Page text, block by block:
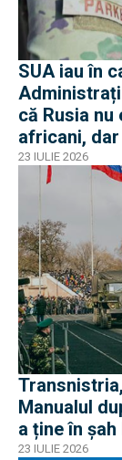
SUA iau în
că Rusia
africani,
operaționale?
23 IULIE 2026
Manualul
a ține în
23 IULIE 2026